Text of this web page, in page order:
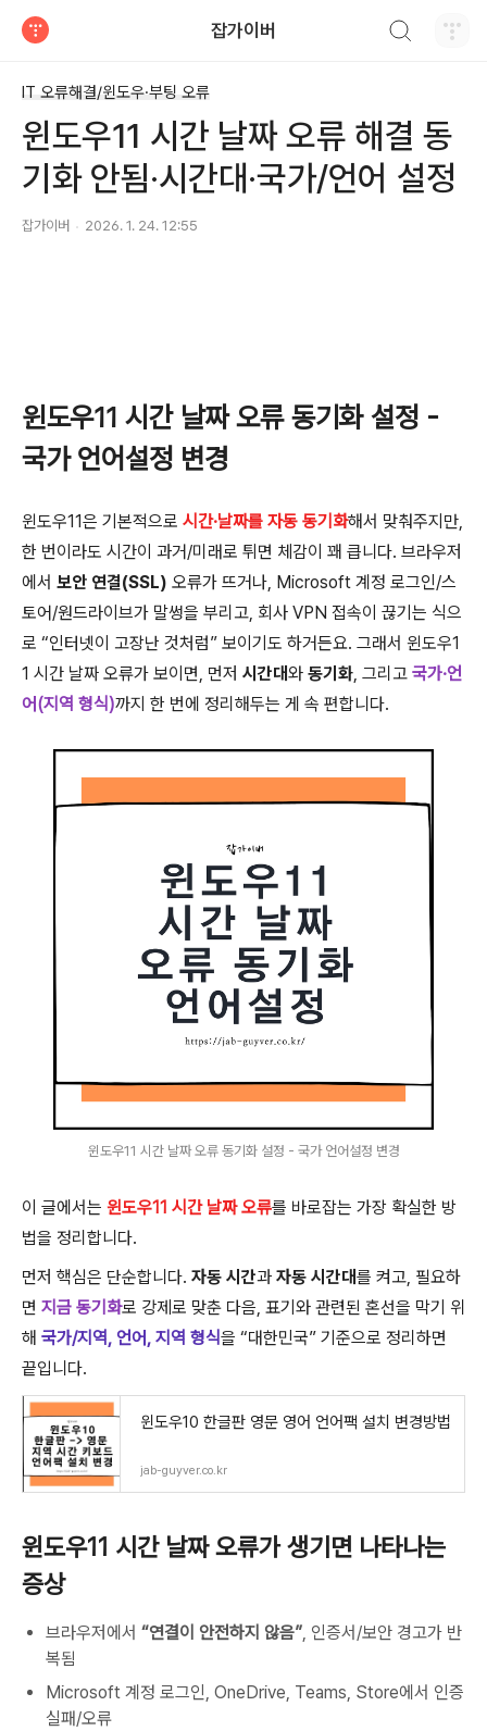
잡가이버
IT 오류해결/윈도우·부팅 오류
윈도우11 시간 날짜 오류 해결 동
기화 안됨·시간대·국가/언어 설정
잡가이버 2026. 1. 24. 12:55
윈도우11 시간 날짜 오류 동기화 설정 -
국가 언어설정 변경
윈도우11은 기본적으로 시간·날짜를 자동 동기화해서 맞춰주지만,
한 번이라도 시간이 과거/미래로 튀면 체감이 꽤 큽니다. 브라우저
에서 보안 연결(SSL) 오류가 뜨거나, Microsoft 계정 로그인/스
토어/원드라이브가 말썽을 부리고, 회사 VPN 접속이 끊기는 식으
로 “인터넷이 고장난 것처럼” 보이기도 하거든요. 그래서 윈도우1
1 시간 날짜 오류가 보이면, 먼저 시간대와 동기화, 그리고 국가·언
어(지역 형식)까지 한 번에 정리해두는 게 속 편합니다.
윈도우11 시간 날짜 오류 동기화 설정 - 국가 언어설정 변경
이 글에서는 윈도우11 시간 날짜 오류를 바로잡는 가장 확실한 방
법을 정리합니다.
먼저 핵심은 단순합니다. 자동 시간과 자동 시간대를 켜고, 필요하
면 지금 동기화로 강제로 맞춘 다음, 표기와 관련된 혼선을 막기 위
해 국가/지역, 언어, 지역 형식을 “대한민국” 기준으로 정리하면
끝입니다.
윈도우10 한글판 영문 영어 언어팩 설치 변경방법
jab-guyver.co.kr
윈도우11 시간 날짜 오류가 생기면 나타나는
증상
브라우저에서 “연결이 안전하지 않음”, 인증서/보안 경고가 반
복됨
Microsoft 계정 로그인, OneDrive, Teams, Store에서 인증
실패/오류